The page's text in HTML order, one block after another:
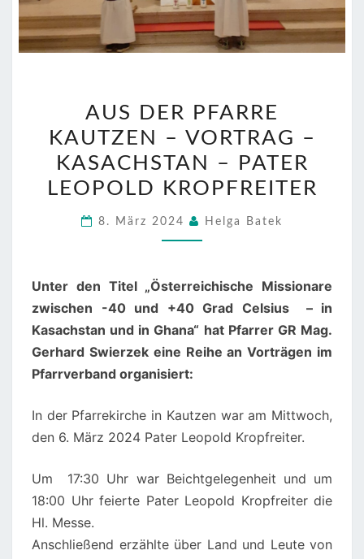
DER
PFARRE
KAUTZEN
–
–
PATER
LEOPOLD
KROPFREITER
AUS DER PFARRE
KAUTZEN – VORTRAG –
KASACHSTAN – PATER
LEOPOLD KROPFREITER
8. März 2024 Helga Batek
Unter den Titel „Österreichische Missionare
zwischen -40 und +40 Grad Celsius – in
Kasachstan und in Ghana“ hat Pfarrer GR Mag.
Gerhard Swierzek eine Reihe an Vorträgen im
Pfarrverband organisiert:
In der Pfarrekirche in Kautzen war am Mittwoch,
den 6. März 2024 Pater Leopold Kropfreiter.
Um 17:30 Uhr war Beichtgelegenheit und um
18:00 Uhr feierte Pater Leopold Kropfreiter die
Hl. Messe.
Anschließend erzählte über Land und Leute von